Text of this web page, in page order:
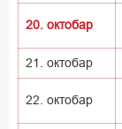
20. октобар
21. октобар
22. октобар